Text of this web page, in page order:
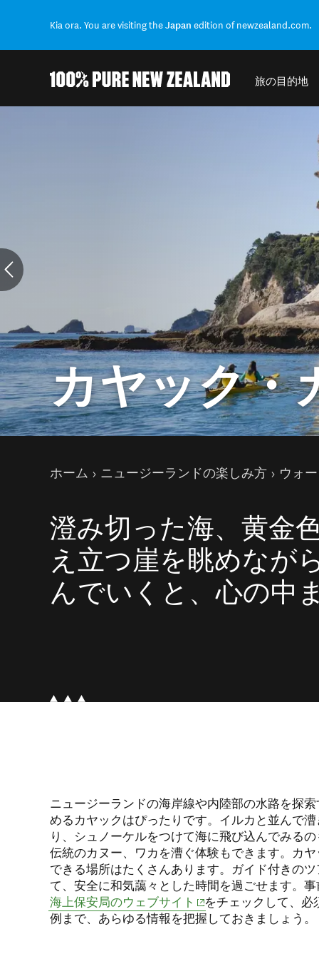
Kia ora. You are visiting theJapan edition of newzealand.com.
旅の目的地
カヤック・
現在のページ
ホーム ニュージーランドの楽しみ方 ウォ
澄み切った海、黄金
え立つ崖を眺めなが
んでいくと、心の中
ニュージーランドの海岸線や内陸部の水路を探
めるカヤックはぴったりです。イルカと並んで
り、シュノーケルをつけて海に飛び込んでみる
伝統のカヌー、ワカを漕ぐ体験もできます。カ
できる場所はたくさんあります。ガイド付きの
て、安全に和気藹々とした時間を過ごせます。事
海上保安局のウェブサイト (opens in new window)
をチェックして、必
例まで、あらゆる情報を把握しておきましょう。